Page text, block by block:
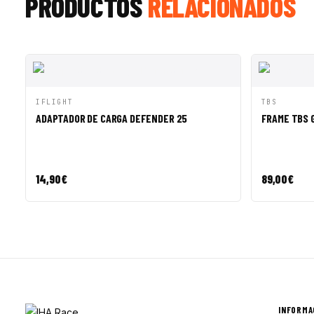
VISTA RÁPIDA
IFLIGHT
ADAPTADOR DE CARGA DEFENDER 25
14,90€
VISTA
TBS
FRAME TBS
89,00€
SALE ◇